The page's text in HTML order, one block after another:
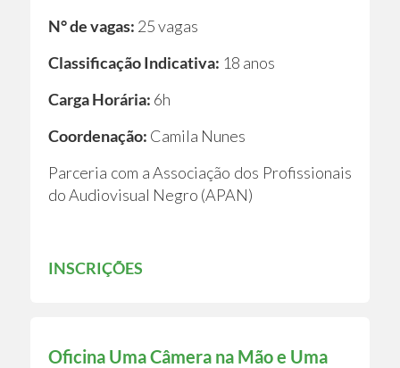
N° de vagas: 25 vagas
Classificação Indicativa: 18 anos
Carga Horária: 6h
Coordenação: Camila Nunes
Parceria com a Associação dos Profissionais
do Audiovisual Negro (APAN)
INSCRIÇÕES
Oficina Uma Câmera na Mão e Uma